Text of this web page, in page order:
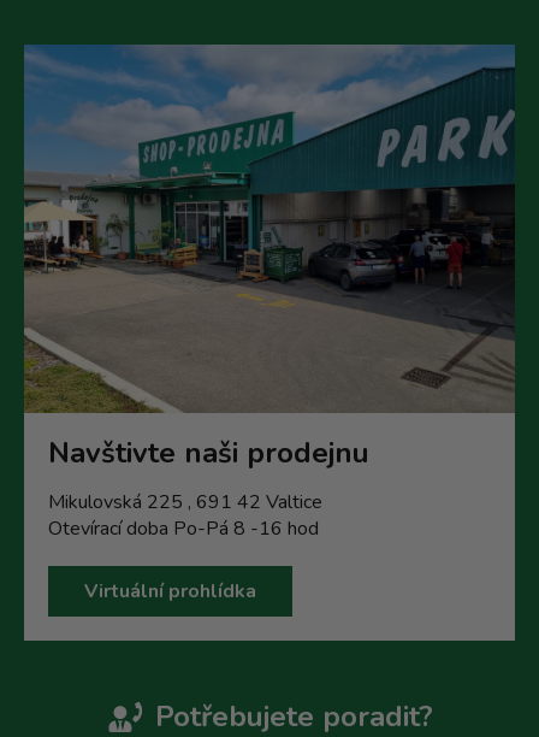
Navštivte naši prodejnu
Mikulovská 225 , 691 42 Valtice
Otevírací doba Po-Pá 8 -16 hod
Virtuální prohlídka
Potřebujete poradit?